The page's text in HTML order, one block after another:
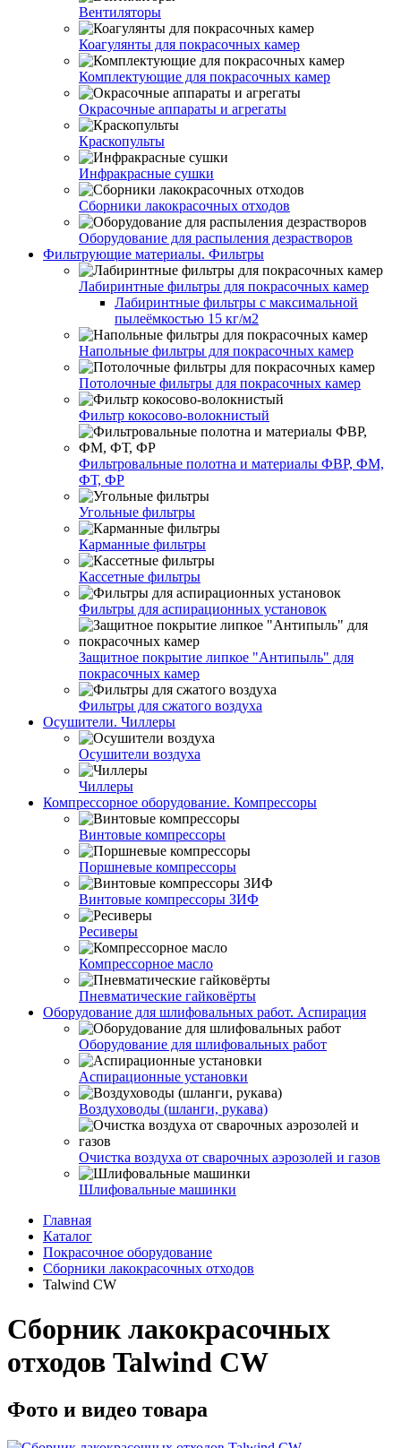
Вентиляторы
Коагулянты для покрасочных камер
Комплектующие для покрасочных камер
Окрасочные аппараты и агрегаты
Краскопульты
Инфракрасные сушки
Сборники лакокрасочных отходов
Оборудование для распыления дезрастворов
Фильтрующие материалы. Фильтры
Лабиринтные фильтры для покрасочных камер
Лабиринтные фильтры с максимальной
пылеёмкостью 15 кг/м2
Напольные фильтры для покрасочных камер
Потолочные фильтры для покрасочных камер
Фильтр кокосово-волокнистый
Фильтровальные полотна и материалы ФВР, ФМ,
ФТ, ФР
Угольные фильтры
Карманные фильтры
Кассетные фильтры
Фильтры для аспирационных установок
Защитное покрытие липкое "Антипыль" для
покрасочных камер
Фильтры для сжатого воздуха
Осушители. Чиллеры
Осушители воздуха
Чиллеры
Компрессорное оборудование. Компрессоры
Винтовые компрессоры
Поршневые компрессоры
Винтовые компрессоры ЗИФ
Ресиверы
Компрессорное масло
Пневматические гайковёрты
Оборудование для шлифовальных работ. Аспирация
Оборудование для шлифовальных работ
Аспирационные установки
Воздуховоды (шланги, рукава)
Очистка воздуха от сварочных аэрозолей и газов
Шлифовальные машинки
Главная
Каталог
Покрасочное оборудование
Сборники лакокрасочных отходов
Talwind CW
Сборник лакокрасочных
отходов Talwind CW
Фото и видео товара